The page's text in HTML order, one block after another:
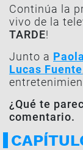
Continúa la
vivo de la
TARDE!
Junto a
Lucas Fuente
¿Qué te
comentario.
EL SHOW DE LA